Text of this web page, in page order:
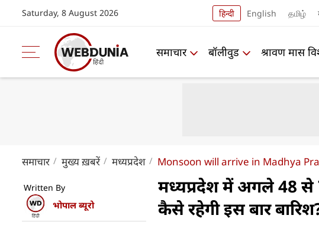
Saturday, 8 August 2026 हिन्दी English தமிழ்
समाचार बॉलीवुड श्रावण मास
समाचार मुख्य ख़बरें मध्यप्रदेश Monsoon will arrive in Madhya
Written By
भोपाल ब्यूरो
मध्यप्रदेश में अगले 48 से
कैसे रहेगी इस बार